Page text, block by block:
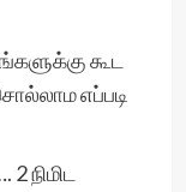
கூட
எப்படி
நிமிட